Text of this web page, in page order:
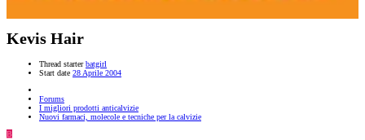
Kevis Hair
Thread starter batgirl
Start date 28 Aprile 2004
Forums
I migliori prodotti anticalvizie
Nuovi farmaci, molecole e tecniche per la calvizie
B